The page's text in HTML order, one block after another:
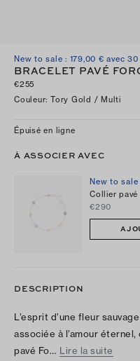
New to sale : 179,00 € avec
BRACELET PAVÉ
€255
Couleur: Tory Gold / Multi
Épuisé en ligne
À ASSOCIER AVEC
New to
Collier
€290
DESCRIPTION
L’esprit d’une fleur
associée à l’amour
pavé Fo… Lire la suite